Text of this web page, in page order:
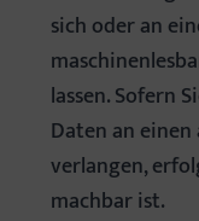
sich oder an
lassen. Sofern
Daten an
verlangen,
machbar ist.